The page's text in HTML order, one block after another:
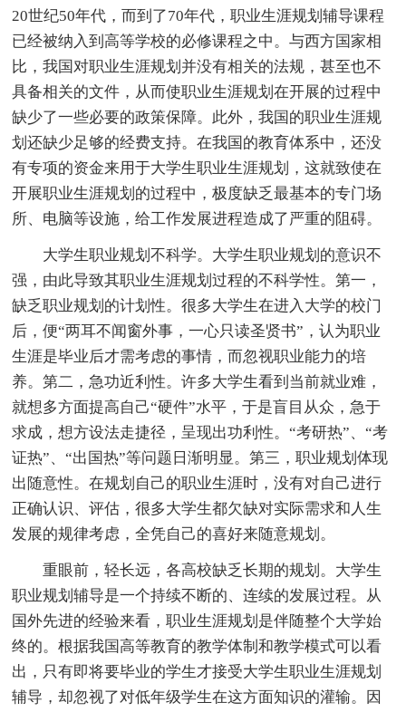
20世纪50年代，而到了70年代，职业生涯规划辅导课程
已经被纳入到高等学校的必修课程之中。与西方国家相
比，我国对职业生涯规划并没有相关的法规，甚至也不
具备相关的文件，从而使职业生涯规划在开展的过程中
缺少了一些必要的政策保障。此外，我国的职业生涯规
划还缺少足够的经费支持。在我国的教育体系中，还没
有专项的资金来用于大学生职业生涯规划，这就致使在
开展职业生涯规划的过程中，极度缺乏最基本的专门场
所、电脑等设施，给工作发展进程造成了严重的阻碍。
大学生职业规划不科学。大学生职业规划的意识不
强，由此导致其职业生涯规划过程的不科学性。第一，
缺乏职业规划的计划性。很多大学生在进入大学的校门
后，便“两耳不闻窗外事，一心只读圣贤书”，认为职业
生涯是毕业后才需考虑的事情，而忽视职业能力的培
养。第二，急功近利性。许多大学生看到当前就业难，
就想多方面提高自己“硬件”水平，于是盲目从众，急于
求成，想方设法走捷径，呈现出功利性。“考研热”、“考
证热”、“出国热”等问题日渐明显。第三，职业规划体现
出随意性。在规划自己的职业生涯时，没有对自己进行
正确认识、评估，很多大学生都欠缺对实际需求和人生
发展的规律考虑，全凭自己的喜好来随意规划。
重眼前，轻长远，各高校缺乏长期的规划。大学生
职业规划辅导是一个持续不断的、连续的发展过程。从
国外先进的经验来看，职业生涯规划是伴随整个大学始
终的。根据我国高等教育的教学体制和教学模式可以看
出，只有即将要毕业的学生才接受大学生职业生涯规划
辅导，却忽视了对低年级学生在这方面知识的灌输。因